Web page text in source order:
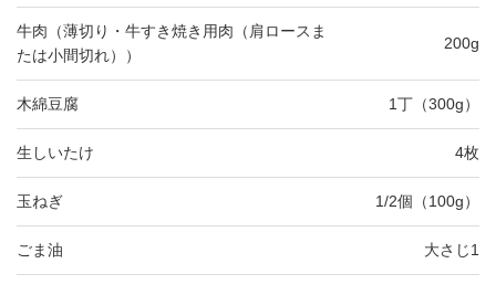
牛肉（薄切り・牛すき焼き用肉（肩ロースま
たは小間切れ））
200g
木綿豆腐 1丁（300g）
生しいたけ 4枚
玉ねぎ 1/2個（100g）
ごま油 大さじ1